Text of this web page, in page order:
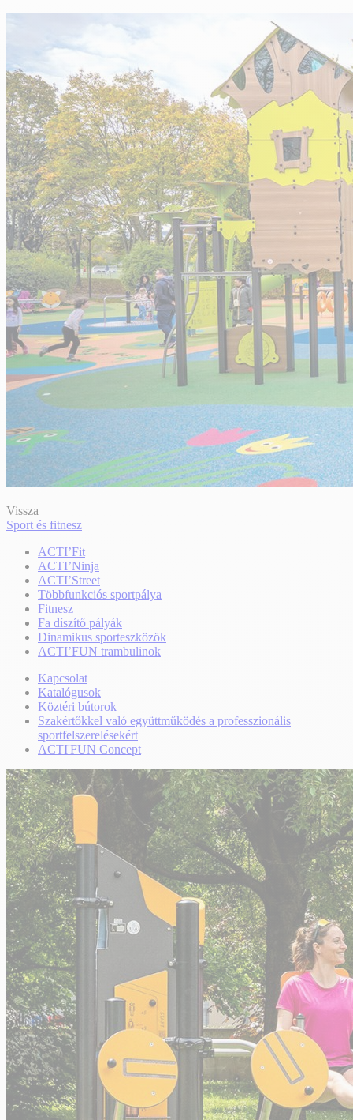
Vissza
Sport és fitnesz
ACTI’Fit
ACTI’Ninja
ACTI’Street
Többfunkciós sportpálya
Fitnesz
Fa díszítő pályák
Dinamikus sporteszközök
ACTI’FUN trambulinok
Kapcsolat
Katalógusok
Köztéri bútorok
Szakértőkkel való együttműködés a professzionális
sportfelszerelésekért
ACTI'FUN Concept